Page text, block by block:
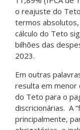
o reajuste do
termos
cálculo do Teto
bilhões das
2023.
Em outras
resulta em menor
do Teto para o
discricionárias. A
principalmente,